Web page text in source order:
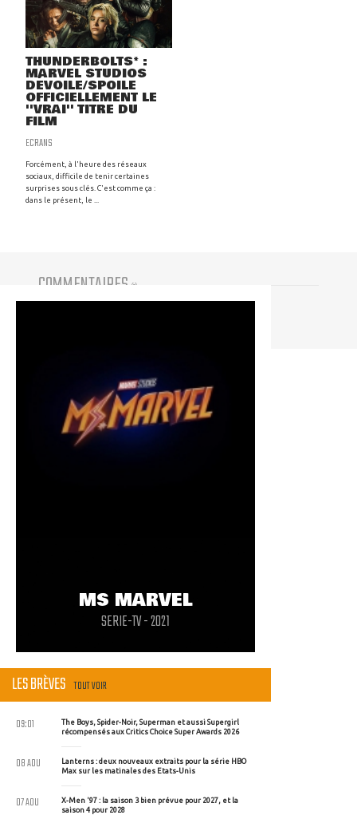
THUNDERBOLTS* :
MARVEL STUDIOS
DÉVOILE/SPOILE
OFFICIELLEMENT LE
''VRAI'' TITRE DU
FILM
ECRANS
Forcément, à l'heure des réseaux
sociaux, difficile de tenir certaines
surprises sous clés. C'est comme ça :
dans le présent, le ...
COMMENTAIRES (0)
MS MARVEL
SERIE-TV - 2021
LES BRÈVES TOUT VOIR
The Boys, Spider-Noir, Superman et aussi Supergirl
récompensés aux Critics Choice Super Awards 2026
09:01
Lanterns : deux nouveaux extraits pour la série HBO
Max sur les matinales des Etats-Unis
08 AOU
X-Men '97 : la saison 3 bien prévue pour 2027, et la
saison 4 pour 2028
07 AOU